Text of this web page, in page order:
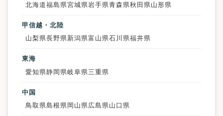
北海道福島県宮城県岩手県青森県秋田県 山形県
甲信越・北陸
山梨県長野県新潟県富山県石川県福井県
東海
愛知県静岡県岐阜県 三重県
中国
鳥取県島根県 岡山県広島県山口県